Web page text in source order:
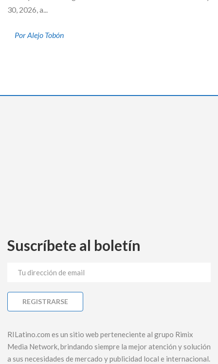
30, 2026, a...
Por Alejo Tobón
Suscríbete al boletín
RILatino.com es un sitio web perteneciente al grupo Rimix
Media Network, brindando siempre la mejor atención y solución
a sus necesidades de mercado y publicidad local e internacional.